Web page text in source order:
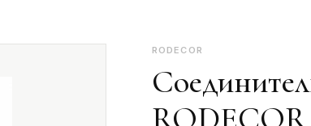
RODECOR